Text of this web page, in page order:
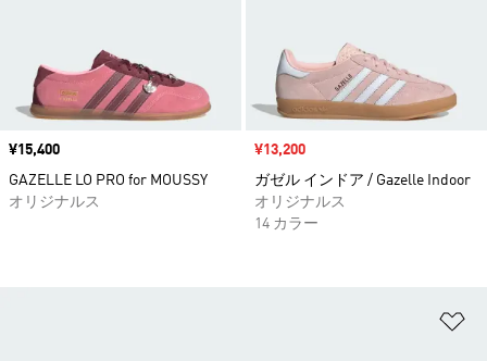
価格
¥15,400
GAZELLE LO PRO for MOUSSY
オリジナルス
セール価格
¥13,200
ガゼル インドア / Gazelle Indoor
オリジナルス
14 カラー